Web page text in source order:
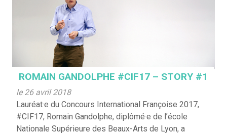
ROMAIN GANDOLPHE #CIF17 – STORY #1
le 26 avril 2018
Lauréat·e du Concours International Françoise 2017,
#CIF17, Romain Gandolphe, diplômé·e de l’école
Nationale Supérieure des Beaux-Arts de Lyon, a